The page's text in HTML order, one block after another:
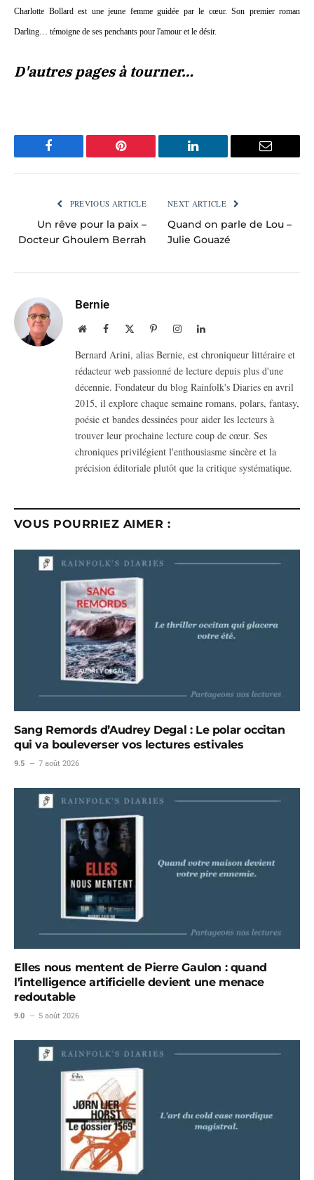
Charlotte Bollard est une jeune femme guidée par le cœur. Son premier roman
Darling… témoigne de ses penchants pour l'amour et le désir.
D'autres pages à tourner…
Facebook Pinterest LinkedIn Email
PREVIOUS ARTICLE
Un rêve pour la paix –
Docteur Ghoulem Berrah
NEXT ARTICLE
Quand on parle de Lou –
Julie Gouazé
Bernie
WebsiteFacebook PinterestInstagramLinkedIn
Bernard Arini, alias Bernie, est chroniqueur littéraire et
rédacteur web passionné de lecture depuis plus d'une
décennie. Fondateur du blog Rainfolk's Diaries en avril
2015, il explore chaque semaine romans, polars, fantasy,
poésie et bandes dessinées pour aider les lecteurs à
trouver leur prochaine lecture coup de cœur. Ses
chroniques privilégient l'enthousiasme sincère et la
précision éditoriale plutôt que la critique systématique.
VOUS POURRIEZ AIMER :
Sang Remords d’Audrey Degal : Le polar occitan
qui va bouleverser vos lectures estivales
9.5 7 août 2026
Elles nous mentent de Pierre Gaulon : quand
l’intelligence artificielle devient une menace
redoutable
9.0 5 août 2026